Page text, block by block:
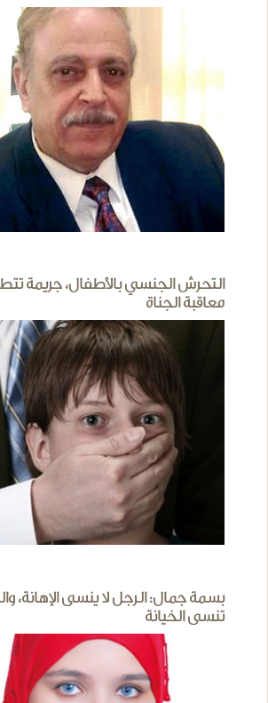
التحرش الجنسي بالأطفال، جريمة
معاقبة الجناة
بسمة جمال: الرجل لا ينسى الإهانة،
تنسى الخيانة